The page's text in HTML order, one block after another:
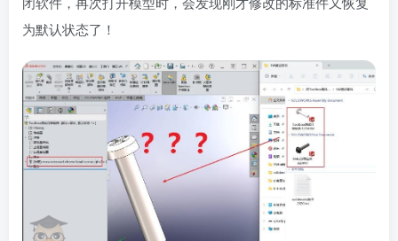
为默认状态了！